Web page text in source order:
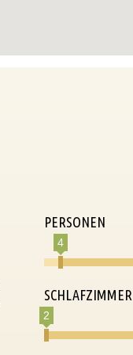
PERSONEN
4
SCHLAFZIMMER
2